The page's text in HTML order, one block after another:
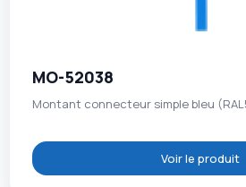
MO-52038
Montant connecteur simple bleu
Voir le produit